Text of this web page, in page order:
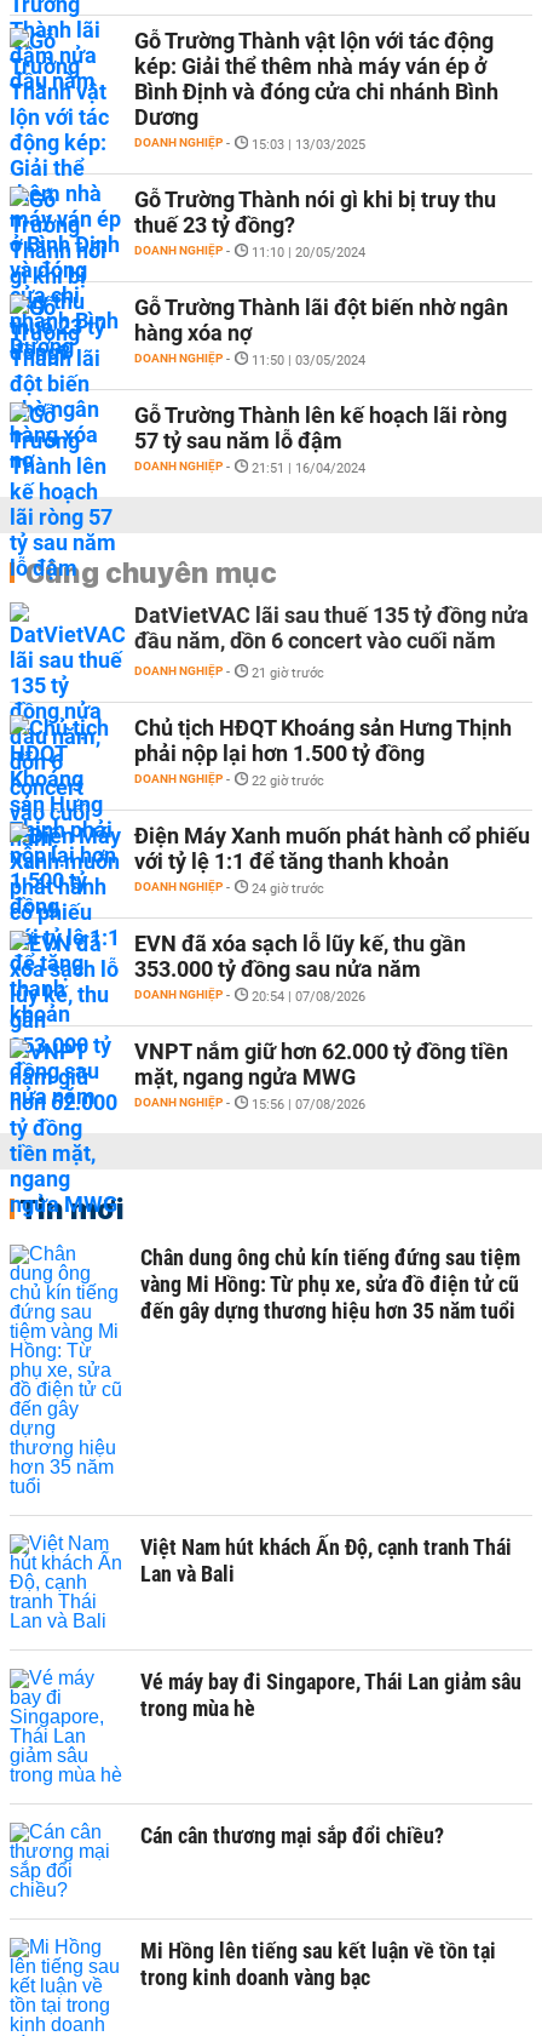
Gỗ Trường Thành vật lộn với tác động
kép: Giải thể thêm nhà máy ván ép ở
Bình Định và đóng cửa chi nhánh Bình
Dương
DOANH NGHIỆP - 15:03 | 13/03/2025
Gỗ Trường Thành nói gì khi bị truy thu
thuế 23 tỷ đồng?
DOANH NGHIỆP - 11:10 | 20/05/2024
Gỗ Trường Thành lãi đột biến nhờ ngân
hàng xóa nợ
DOANH NGHIỆP - 11:50 | 03/05/2024
Gỗ Trường Thành lên kế hoạch lãi ròng
57 tỷ sau năm lỗ đậm
DOANH NGHIỆP - 21:51 | 16/04/2024
Cùng chuyên mục
DatVietVAC lãi sau thuế 135 tỷ đồng nửa
đầu năm, dồn 6 concert vào cuối năm
DOANH NGHIỆP - 21 giờ trước
Chủ tịch HĐQT Khoáng sản Hưng Thịnh
phải nộp lại hơn 1.500 tỷ đồng
DOANH NGHIỆP - 22 giờ trước
Điện Máy Xanh muốn phát hành cổ phiếu
với tỷ lệ 1:1 để tăng thanh khoản
DOANH NGHIỆP - 24 giờ trước
EVN đã xóa sạch lỗ lũy kế, thu gần
353.000 tỷ đồng sau nửa năm
DOANH NGHIỆP - 20:54 | 07/08/2026
VNPT nắm giữ hơn 62.000 tỷ đồng tiền
mặt, ngang ngửa MWG
DOANH NGHIỆP - 15:56 | 07/08/2026
Tin mới
Chân dung ông chủ kín tiếng đứng sau tiệm
vàng Mi Hồng: Từ phụ xe, sửa đồ điện tử cũ
đến gây dựng thương hiệu hơn 35 năm tuổi
Việt Nam hút khách Ấn Độ, cạnh tranh Thái
Lan và Bali
Vé máy bay đi Singapore, Thái Lan giảm sâu
trong mùa hè
Cán cân thương mại sắp đổi chiều?
Mi Hồng lên tiếng sau kết luận về tồn tại
trong kinh doanh vàng bạc